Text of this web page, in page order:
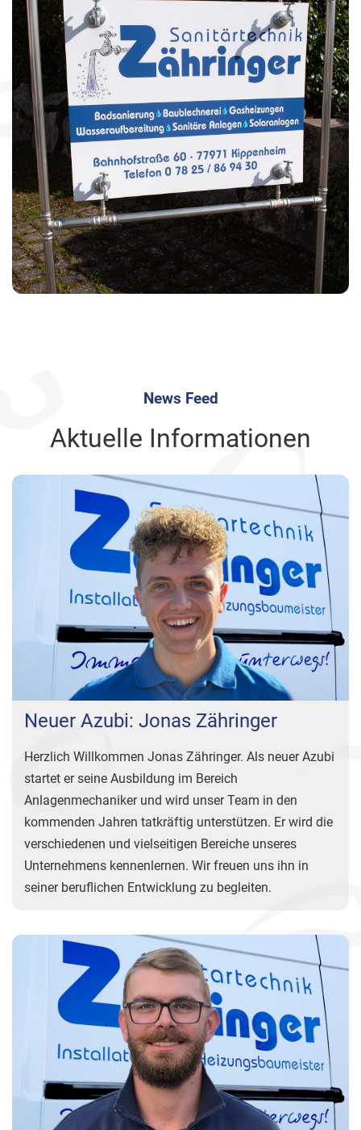
News Feed
Aktuelle Informationen
Neuer Azubi: Jonas Zähringer
Herzlich Willkommen Jonas Zähringer. Als neuer Azubi
startet er seine Ausbildung im Bereich
Anlagenmechaniker und wird unser Team in den
kommenden Jahren tatkräftig unterstützen. Er wird die
verschiedenen und vielseitigen Bereiche unseres
Unternehmens kennenlernen. Wir freuen uns ihn in
seiner beruflichen Entwicklung zu begleiten.